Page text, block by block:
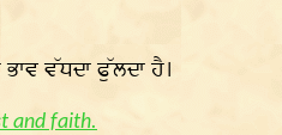
ਵੱਧਦਾ ਫੁੱਲਦਾ ਹੈ।
and faith.